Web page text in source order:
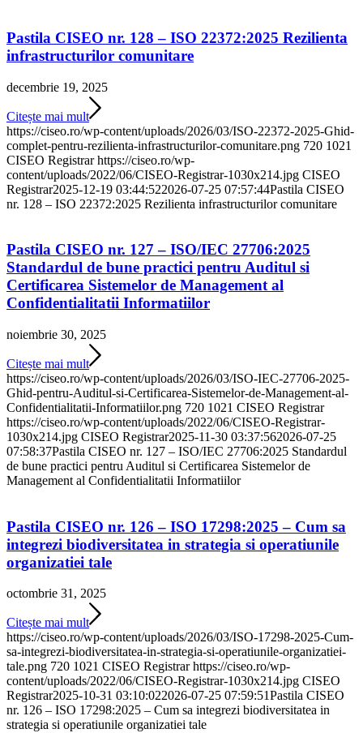
Pastila CISEO nr. 128 – ISO 22372:2025 Rezilienta
infrastructurilor comunitare
decembrie 19, 2025
Citește mai mult
https://ciseo.ro/wp-content/uploads/2026/03/ISO-22372-2025-Ghid-
complet-pentru-rezilienta-infrastructurilor-comunitare.png 720 1021
CISEO Registrar https://ciseo.ro/wp-
content/uploads/2022/06/CISEO-Registrar-1030x214.jpg CISEO
Registrar2025-12-19 03:44:522026-07-25 07:57:44Pastila CISEO
nr. 128 – ISO 22372:2025 Rezilienta infrastructurilor comunitare
Pastila CISEO nr. 127 – ISO/IEC 27706:2025
Standardul de bune practici pentru Auditul si
Certificarea Sistemelor de Management al
Confidentialitatii Informatiilor
noiembrie 30, 2025
Citește mai mult
https://ciseo.ro/wp-content/uploads/2026/03/ISO-IEC-27706-2025-
Ghid-pentru-Auditul-si-Certificarea-Sistemelor-de-Management-al-
Confidentialitatii-Informatiilor.png 720 1021 CISEO Registrar
https://ciseo.ro/wp-content/uploads/2022/06/CISEO-Registrar-
1030x214.jpg CISEO Registrar2025-11-30 03:37:562026-07-25
07:58:37Pastila CISEO nr. 127 – ISO/IEC 27706:2025 Standardul
de bune practici pentru Auditul si Certificarea Sistemelor de
Management al Confidentialitatii Informatiilor
Pastila CISEO nr. 126 – ISO 17298:2025 – Cum sa
integrezi biodiversitatea in strategia si operatiunile
organizatiei tale
octombrie 31, 2025
Citește mai mult
https://ciseo.ro/wp-content/uploads/2026/03/ISO-17298-2025-Cum-
sa-integrezi-biodiversitatea-in-strategia-si-operatiunile-organizatiei-
tale.png 720 1021 CISEO Registrar https://ciseo.ro/wp-
content/uploads/2022/06/CISEO-Registrar-1030x214.jpg CISEO
Registrar2025-10-31 03:10:022026-07-25 07:59:51Pastila CISEO
nr. 126 – ISO 17298:2025 – Cum sa integrezi biodiversitatea in
strategia si operatiunile organizatiei tale